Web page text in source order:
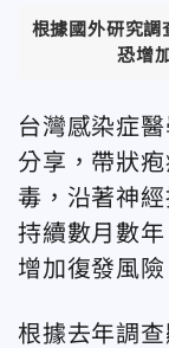
根據國外研究調
恐增
台灣感染症
分享，帶狀
毒，沿著神
持續數月數
增加復發風
根據去年調